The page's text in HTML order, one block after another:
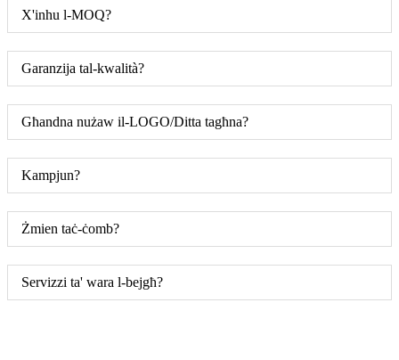
X'inhu l-MOQ?
Garanzija tal-kwalità?
Għandna nużaw il-LOGO/Ditta tagħna?
Kampjun?
Żmien taċ-ċomb?
Servizzi ta' wara l-bejgħ?